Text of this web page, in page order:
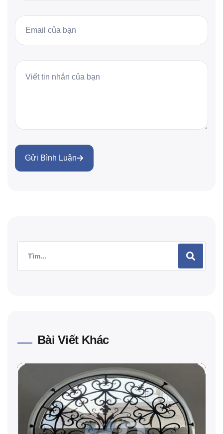
Gửi Bình Luận
Bài Viết Khác